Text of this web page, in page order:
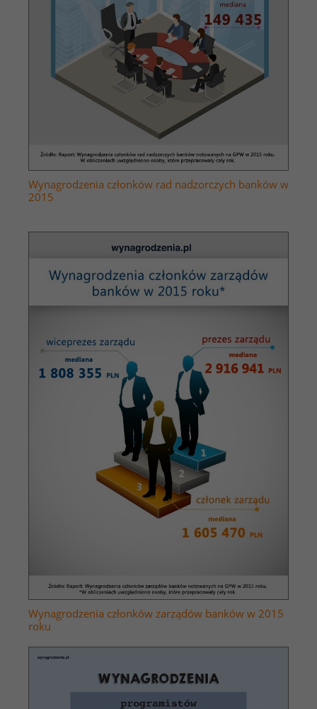
Wynagrodzenia członków rad nadzorczych banków w
2015
Wynagrodzenia członków zarządów banków w 2015
roku